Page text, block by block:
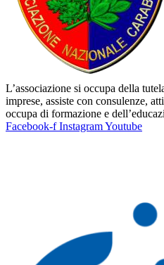
L’associazione si occupa della
imprese, assiste con consulenze,
occupa di formazione e
Facebook-f InstagramYoutube